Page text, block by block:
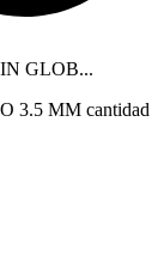
GLOB...
3.5 MM cantidad